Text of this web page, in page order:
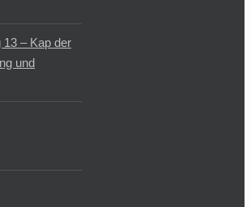
13 – Kap der
und